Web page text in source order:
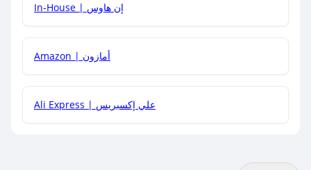
In-House | إن هاوس
Amazon | أمازون
Ali Express | علي إكسبريس